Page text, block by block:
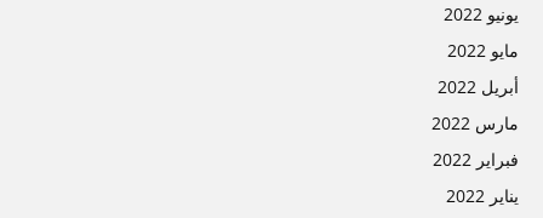
يونيو 2022
مايو 2022
أبريل 2022
مارس 2022
فبراير 2022
يناير 2022